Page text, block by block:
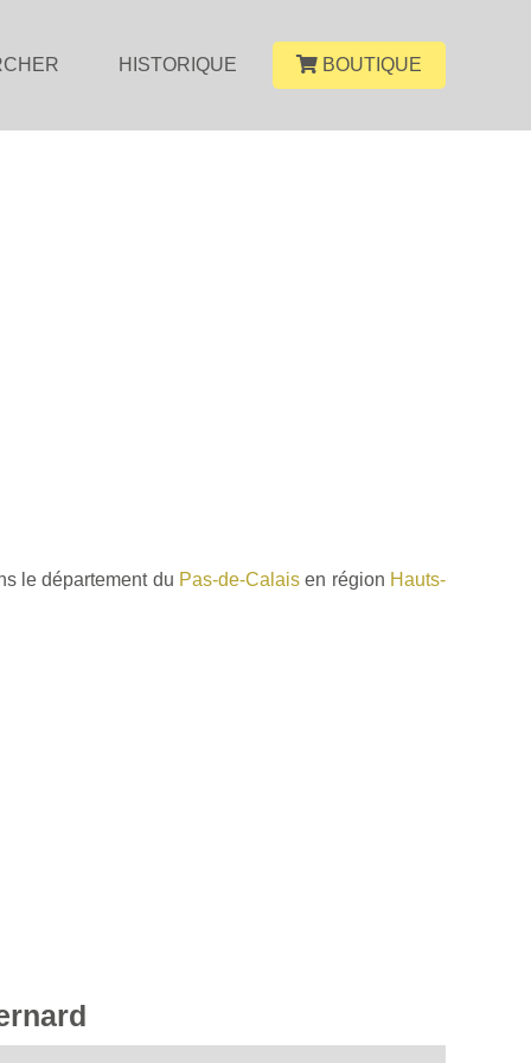
HISTORIQUE BOUTIQUE
le département du Pas-de-Calais en région Hauts-